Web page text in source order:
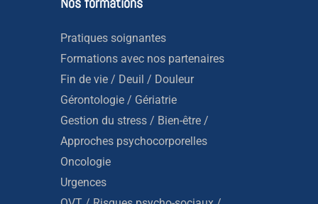
Pratiques soignantes
Formations avec nos partenaires
Fin de vie / Deuil / Douleur
Gérontologie / Gériatrie
Gestion du stress / Bien-être /
Approches psychocorporelles
Oncologie
Urgences